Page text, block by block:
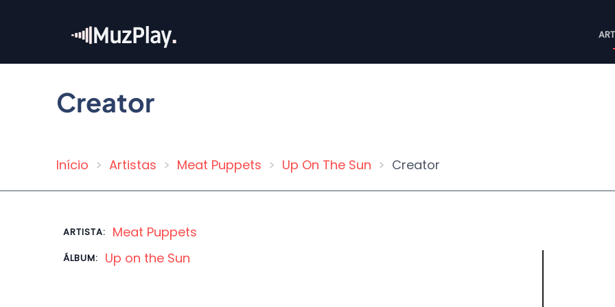
conteúdo
Creator
Trilha
navegação
Início Artistas Meat Puppets Up On The Sun Creator
ARTISTA: Meat Puppets
ÁLBUM: Up on the Sun